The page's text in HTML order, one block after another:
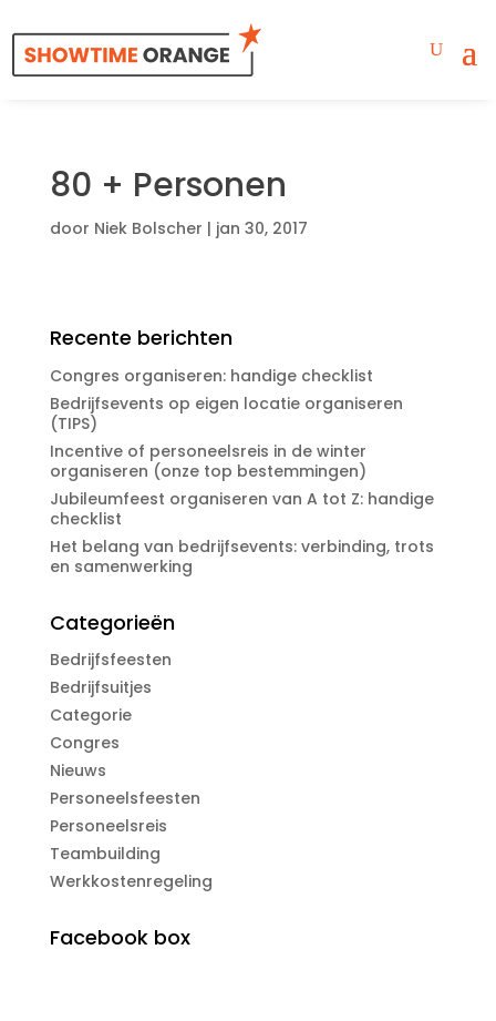
80 + Personen
door Niek Bolscher | jan 30, 2017
Recente berichten
Congres organiseren: handige checklist
Bedrijfsevents op eigen locatie organiseren
(TIPS)
Incentive of personeelsreis in de winter
organiseren (onze top bestemmingen)
Jubileumfeest organiseren van A tot Z: handige
checklist
Het belang van bedrijfsevents: verbinding, trots
en samenwerking
Categorieën
Bedrijfsfeesten
Bedrijfsuitjes
Categorie
Congres
Nieuws
Personeelsfeesten
Personeelsreis
Teambuilding
Werkkostenregeling
Facebook box